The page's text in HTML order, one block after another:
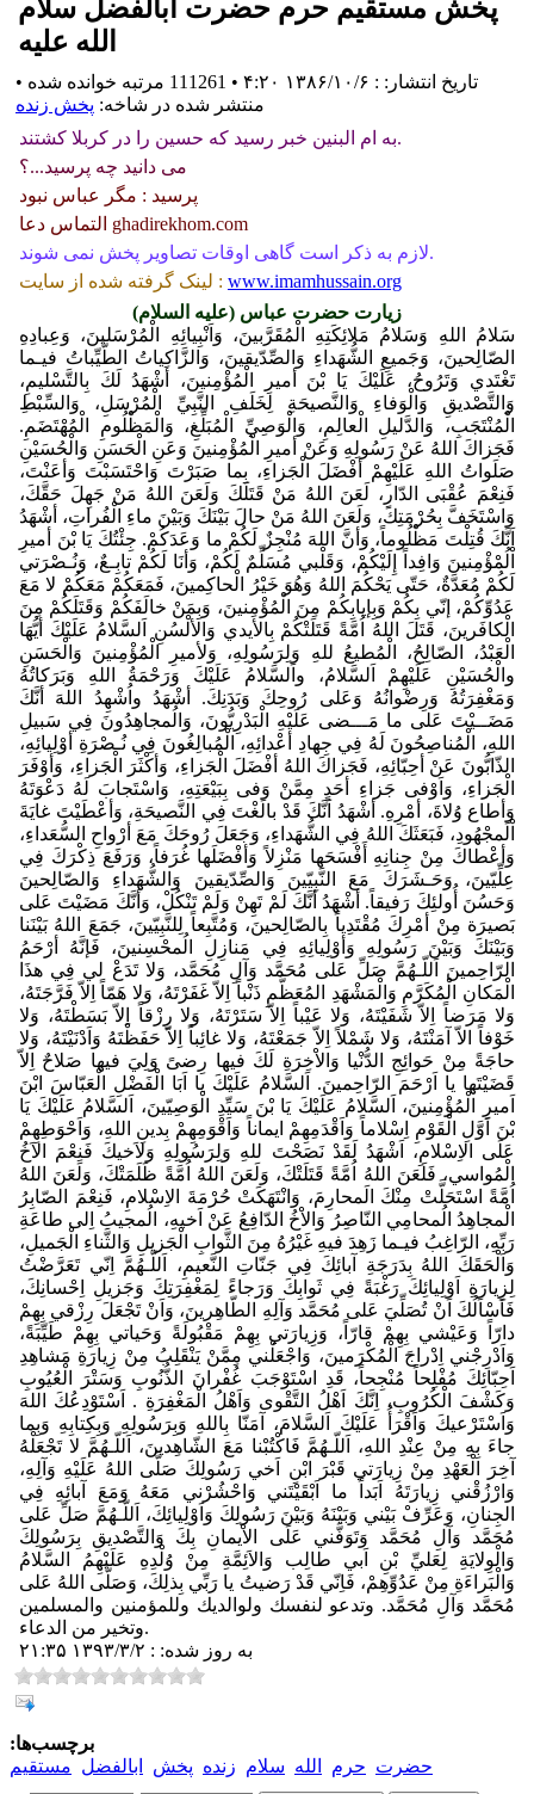
پخش مستقيم حرم حضرت ابالفضل سلام
الله عليه
تاریخ انتشار: : ۱۳۸۶/۱۰/۶ ۴:۲۰ • 111261 مرتبه خوانده شده
•
منتشر شده در شاخه: پخش زنده
به ام البنین خبر رسید که حسین را در کربلا کشتند.
می دانید چه پرسید...؟
پرسید : مگر عباس نبود
التماس دعا ghadirekhom.com
لازم به ذکر است گاهی اوقات تصاویر پخش نمی شوند.
لینک گرفته شده از سایت : www.imamhussain.org
زیارت حضرت عباس (علیه السلام)
سَلامُ اللهِ وَسَلامُ مَلائِكَتِهِ الْمُقَرَّبينَ، وَاَنْبِيائِهِ الْمُرْسَلينَ، وَعِبادِهِ
الصّالِحينَ، وَجَميعِ الشُّهَداءِ وَالصِّدّيقينَ، وَالزَّاكِياتُ الطَّيِّباتُ فيـما
تَغْتَدي وَتَرُوحُ، عَلَيْكَ يَا بْنَ أميرِ الْمُؤْمِنينَ، أشْهَدُ لَكَ بِالتَّسْليمِ،
وَالتَّصْديقِ وَالْوَفاءِ وَالنَّصيحَةِ لِخَلَفِ النَّبِيِّ الْمُرْسَلِ، وَالسِّبْطِ
الْمُنْتَجَبِ، وَالدَّليلِ الْعالِمِ، وَالْوَصِيِّ الْمُبَلِّغِ، وَالْمَظْلُومِ الْمُهْتَضَمِ.
فَجَزاكَ اللهُ عَنْ رَسُولِهِ وَعَنْ أميرِ الْمُؤْمِنينَ وَعَنِ الْحَسَنِ وَالْحُسَيْنِ
صَلَواتُ اللهِ عَلَيْهِمْ أفْضَلَ الْجَزاءِ، بِما صَبَرْتَ وَاحْتَسَبْتَ وَأعَنْتَ،
فَنِعْمَ عُقْبَى الدّارِ، لَعَنَ اللهُ مَنْ قَتَلَكَ وَلَعَنَ اللهُ مَنْ جَهِلَ حَقَّكَ،
وَاسْتَخَفَّ بِحُرْمَتِكَ، وَلَعَنَ اللهُ مَنْ حالَ بَيْنَكَ وَبَيْنَ ماءِ الْفُراتِ، أشْهَدُ
اَنَّكَ قُتِلْتَ مَظْلُوماً، وَأنَّ اللهَ مُنْجِزٌ لَكُمْ ما وَعَدَكُمْ. جِئْتُكَ يَا بْنَ أميرِ
اْلُمْؤْمِنينَ وَافِداً إِلَيْكُمْ، وَقَلْبي مُسَلِّمٌ لَكُمْ، وَأنَا لَكُمْ تابِـعٌ، وَنُـصْرَتي
لَكُمْ مُعَدَّةٌ، حَتّى يَحْكُمَ اللهُ وَهُوَ خَيْرُ الْحاكِمينَ، فَمَعَكُمْ مَعَكُمْ لا مَعَ
عَدُوِّكُمْ، إنّي بِكُمْ وَبِإيابِكُمْ مِنَ الْمُؤْمِنينَ، وَبِمَنْ خالَفَكُمْ وَقَتَلَكُمْ مِنَ
الْكافَرينَ، قَتَلَ اللهُ اُمَّةً قَتَلَتْكُمْ بِالأيدي وَالألْسُنِ اَلسَّلامُ عَلَيْكَ أيُّهَا
الْعَبْدُ، الصّالِحُ، الْمُطيعُ للهِ وَلِرَسُولِهِ، وَلأميرِ الْمُؤْمِنينَ وَالْحَسَنِ
والْحُسَيْنِ عَلَيْهِمْ اَلسَّلامُ، واَلسَّلامُ عَلَيْكَ وَرَحْمَةُ اللهِ وَبَرَكاتُهُ
وَمَغْفِرَتُهُ وَرِضْوانُهُ وَعَلى رُوحِكَ وَبَدَنِكَ. أشْهَدُ واُشْهِدُ اللهَ أنَّكَ
مَضَــيْتَ عَلى ما مَـــضى عَلَيْهِ الْبَدْرِيُّونَ، وَالُمجاهِدُونَ فِي سَبيلِ
اللهِ، الْمُناصِحُونَ لَهُ فِي جِهادِ أعْدائِهِ، الْمُبالِغُونَ فِي نُـصْرَةِ أوْلِيائِهِ،
الذّابُّونَ عَنْ أحِبّائِهِ، فَجَزاكَ اللهُ أفْضَلَ الْجَزاءِ، وَأكْثَرَ الْجَزاءِ، وَأوْفَرَ
الْجَزاءِ، وَاَوْفى جَزاءِ أحَدٍ مِمَّنْ وَفى بِبَيْعَتِهِ، وَاسْتَجابَ لَهُ دَعْوَتَهُ
وَأطاع وُلاةَ، أمْرِهِ. أشْهَدُ اَنَّكَ قَدْ بالَغْتَ فِي النَّصيحَةِ، وَأعْطَيْتَ غايَةَ
اْلَمجْهُودِ، فَبَعَثَكَ اللهُ فِي الشُّهَداءِ، وَجَعَلَ رُوحَكَ مَعَ أرْواحِ السُّعَداءِ،
وَأعْطاكَ مِنْ جِنانِهِ أَفْسَحَها مَنْزِلاً وَأفْضَلَها غُرَفاً، وَرَفَعَ ذِكْرَكَ فِي
عِلِّيّينَ، وَحَـشَرَكَ مَعَ النَّبِيّينَ وَالصِّدّيقينَ وَالشُّهَداءِ وَالصّالِحينَ
وَحَسُنَ أُولئِكَ رَفيقاً. أشْهَدُ أنَّكَ لَمْ تَهِنْ وَلَمْ تَنْكُلْ، وَأنَّكَ مَضَيْتَ عَلى
بَصيرَة مِنْ أمْرِكَ مُقْتَدِياً بِالصّالِحينَ، وَمُتَّبِعاً لِلنَّبِيّينَ، جَمَعَ اللهُ بَيْنَنا
وَبَيْنَكَ وَبَيْنَ رَسُولِهِ وَأوْلِيائِهِ فِي مَنازِلِ الُمحْسِنينَ، فَإنَّهُ أرْحَمُ
الرّاحِمينَ اَللّـهُمَّ صَلِّ عَلى مُحَمَّد وَآلِ مُحَمَّد، وَلا تَدَعْ لي فِي هذَا
الْمَكانِ الْمُكَرَّمِ وَالْمَشْهَدِ المُعَظَّمِ ذَنْباً اِلاّ غَفَرْتَهُ، وَلا هَمّاً اِلاّ فَرَّجَتَهُ،
وَلا مَرَضاً اِلاّ شَفَيْتَهُ، وَلا عَيْباً اِلاّ سَتَرْتَهُ، وَلا رِزْقاً اِلاّ بَسَطْتَهُ، وَلا
خَوْفاً الاّ آمَنْتَهُ، وَلا شَمْلاً اِلاّ جَمَعْتَهُ، وَلا غائِباً اِلاّ حَفَظْتَهُ وَاَدْنَيْتَهُ، وَلا
حاجَةً مِنْ حَوائِجِ الدُّنْيا وَالاْخِرَةِ لَكَ فيها رِضىً وَلِيَ فيها صَلاحٌ اِلاّ
قَضَيْتَها يا اَرْحَمَ الرّاحِمينَ. اَلسَّلامُ عَلَيْكَ يا اَبَا الْفَضْلِ الْعَبّاسَ ابْنَ
اَميرِ الْمُؤْمِنينَ، اَلسَّلامُ عَلَيْكَ يَا بْنَ سَيِّدِ الْوَصِيّينَ، اَلسَّلامُ عَلَيْكَ يَا
بْنَ اَوَّلِ الْقَوْمِ اِسْلاماً وَاَقْدَمِهِمْ ايماناً وَاَقْوَمِهِمْ بِدينِ اللهِ، وَاَحْوَطِهِمْ
عَلَى الاِسْلامِ، اَشْهَدُ لَقَدْ نَصَحْتَ للهِ وَلِرَسُولِهِ وَلاَخيكَ فَنِعْمَ الاَخُ
الْمُواسي، فَلَعَنَ اللهُ اُمَّةً قَتَلَتْكَ، وَلَعَنَ اللهُ اُمَّةً ظَلَمَتْكَ، وَلَعَنَ اللهُ
اُمَّةً اسْتَحَلَّتْ مِنْكَ الَمحارِمَ، وَانْتَهَكَتْ حُرْمَةَ الاِسْلامِ، فَنِعْمَ الصّابِرُ
الْمجاهِدُ الُمحامِي النّاصِرُ وَالاْخُ الدّافِعُ عَنْ اَخيهِ، الُمجيبُ اِلى طاعَةِ
رَبِّهِ، الرّاغِبُ فيـما زَهِدَ فيهِ غَيْرُهُ مِنَ الثَّوابِ الْجَزيلِ وَالثَّناءِ الْجَميلِ،
وَاَلْحَقَكَ اللهُ بِدَرَجَةِ آبائِكَ فِي جَنّاتِ النَّعيمِ، اَللّـهُمَّ اِنّي تَعَرَّضْتُ
لِزِيارَةِ اَوْلِيائِكَ رَغْبَةً فِي ثَوابِكَ وَرَجاءً لِمَغْفِرَتِكَ وَجَزيلِ اِحْسانِكَ،
فَاَسْاَلُكَ اَنْ تُصَلِّيَ عَلى مُحَمَّد وَآلِهِ الطّاهِرينَ، وَاَنْ تَجْعَلَ رِزْقي بِهِمْ
دارّاً وَعَيْشي بِهِمْ قارّاً، وَزِيارَتي بِهِمْ مَقْبُولَةً وَحَياتي بِهِمْ طَيِّبَةً،
وَاَدْرِجْني اِدْراجَ الْمُكْرَمينَ، وَاجْعَلْني مِمَّنْ يَنْقَلِبُ مِنْ زِيارَةِ مَشاهِدِ
اَحِبّائِكَ مُفْلِحاً مُنْجِحاً، قَدِ اسْتَوْجَبَ غُفْرانَ الذُّنُوبِ وَسَتْرَ الْعُيُوبِ
وَكَشْفَ الْكُرُوبِ، اِنَّكَ اَهْلُ التَّقْوى وَاَهْلُ الْمَغْفِرَةِ . اَسْتَوْدِعُكَ اللهَ
وَاَسْتَرْعيكَ وَاَقْرَأُ عَلَيْكَ اَلسَّلامَ، آمَنّا بِاللهِ وَبِرَسُولِهِ وَبِكِتابِهِ وَبِما
جاءَ بِهِ مِنْ عِنْدِ اللهِ، اَللّـهُمَّ فَاكْتُبْنا مَعَ الشّاهِدينَ، اَللّـهُمَّ لا تَجْعَلْهُ
آخِرَ الْعَهْدِ مِنْ زِيارَتي قَبْرَ ابْنِ اَخي رَسُولِكَ صَلَّى اللهُ عَلَيْهِ وَآلِهِ،
وَارْزُقْني زِيارَتَهُ اَبَداً ما اَبْقَيْتَني وَاحْشُرْني مَعَهُ وَمَعَ آبائِهِ فِي
الجِنانِ، وَعَرِّفْ بَيْني وَبَيْنَهُ وَبَيْنَ رَسُولِكَ وَاَوْلِيائِكَ، اَللّـهُمَّ صَلِّ عَلى
مُحَمَّد وَآلِ مُحَمَّد وَتَوَفَّني عَلَى الاْيمانِ بِكَ وَالتَّصْديقِ بِرَسُولِكَ
وَالْوِلايَةِ لِعَليِّ بْنِ اَبي طالِب وَالاَئِمَّةِ مِنْ وُلْدِهِ عَلَيْهِمُ السَّلامُ
وَالْبَراءَةِ مِنْ عَدُوِّهِمْ، فَاِنّي قَدْ رَضيتُ يا رَبِّي بِذلِكَ، وَصَلَّى اللهُ عَلى
مُحَمَّد وَآلِ مُحَمَّد. وتدعو لنفسك ولوالديك وللمؤمنين والمسلمين
وتخير من الدعاء.
به روز شده: : ۱۳۹۳/۳/۲ ۲۱:۳۵
برچسب‌ها:
حضرت حرم الله سلام زنده پخش ابالفضل مستقيم